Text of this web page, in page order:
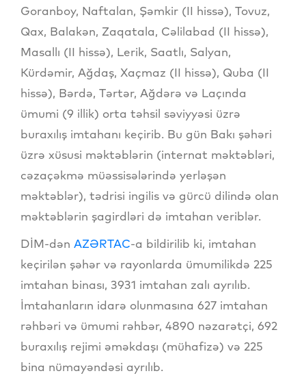
Goranboy, Naftalan, Şəmkir (II hissə), Tovuz,
Qax, Balakən, Zaqatala, Cəlilabad (II hissə),
Masallı (II hissə), Lerik, Saatlı, Salyan,
Kürdəmir, Ağdaş, Xaçmaz (II hissə), Quba (II
hissə), Bərdə, Tərtər, Ağdərə və Laçında
ümumi (9 illik) orta təhsil səviyyəsi üzrə
buraxılış imtahanı keçirib. Bu gün Bakı şəhəri
üzrə xüsusi məktəblərin (internat məktəbləri,
cəzaçəkmə müəssisələrində yerləşən
məktəblər), tədrisi ingilis və gürcü dilində olan
məktəblərin şagirdləri də imtahan veriblər.
DİM-dən AZƏRTAC-a bildirilib ki, imtahan
keçirilən şəhər və rayonlarda ümumilikdə 225
imtahan binası, 3931 imtahan zalı ayrılıb.
İmtahanların idarə olunmasına 627 imtahan
rəhbəri və ümumi rəhbər, 4890 nəzarətçi, 692
buraxılış rejimi əməkdaşı (mühafizə) və 225
bina nümayəndəsi ayrılıb.